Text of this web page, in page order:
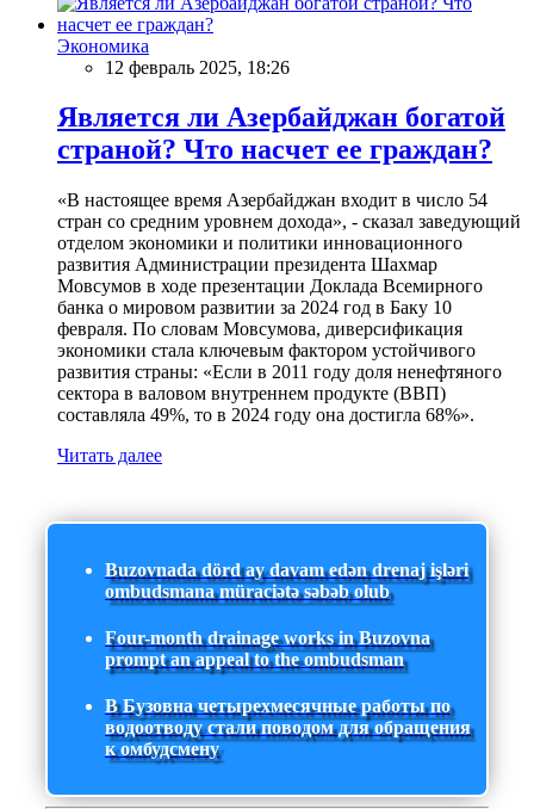
Экономика
12 февраль 2025, 18:26
Является ли Азербайджан богатой
страной? Что насчет ее граждан?
«В настоящее время Азербайджан входит в число 54
стран со средним уровнем дохода», - сказал заведующий
отделом экономики и политики инновационного
развития Администрации президента Шахмар
Мовсумов в ходе презентации Доклада Всемирного
банка о мировом развитии за 2024 год в Баку 10
февраля. По словам Мовсумова, диверсификация
экономики стала ключевым фактором устойчивого
развития страны: «Если в 2011 году доля ненефтяного
сектора в валовом внутреннем продукте (ВВП)
составляла 49%, то в 2024 году она достигла 68%».
Читать далее
Buzovnada dörd ay davam edən drenaj işləri
ombudsmana müraciətə səbəb olub
Four-month drainage works in Buzovna
prompt an appeal to the ombudsman
В Бузовна четырехмесячные работы по
водоотводу стали поводом для обращения
к омбудсмену